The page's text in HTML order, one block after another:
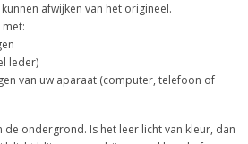
afwijken van het origineel.
leder)
van uw aparaat (computer, telefoon of
de ondergrond. Is het leer licht van kleur, dan